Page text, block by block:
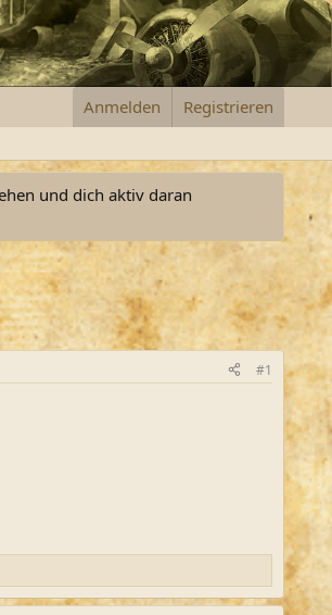
Anmelden Registrieren
und dich aktiv daran
#1